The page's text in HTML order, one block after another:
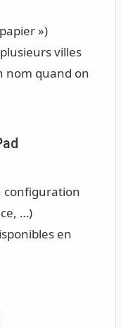
»)
villes
nom quand on
configuration
…)
en